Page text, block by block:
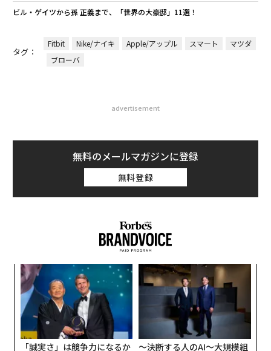
ビル・ゲイツから孫 正義まで、「世界の大豪邸」11選！
タグ：
Fitbit Nike/ナイキ Apple/アップル スマート
マツダ
ブローバ
advertisement
無料のメールマガジンに登録
無料登録
「誠実さ」は競争力になるか 〜決断する人のAI〜大規模組